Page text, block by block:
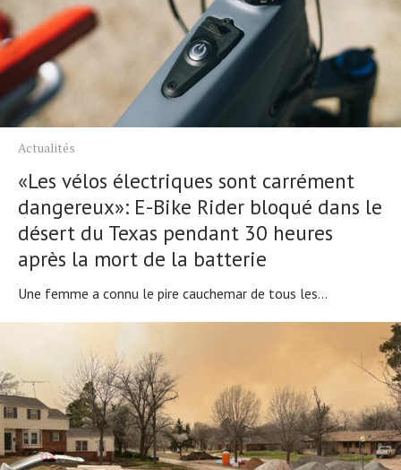
Actualités
«Les vélos électriques sont carrément
dangereux»: E-Bike Rider bloqué dans le
désert du Texas pendant 30 heures
après la mort de la batterie
Une femme a connu le pire cauchemar de tous les...